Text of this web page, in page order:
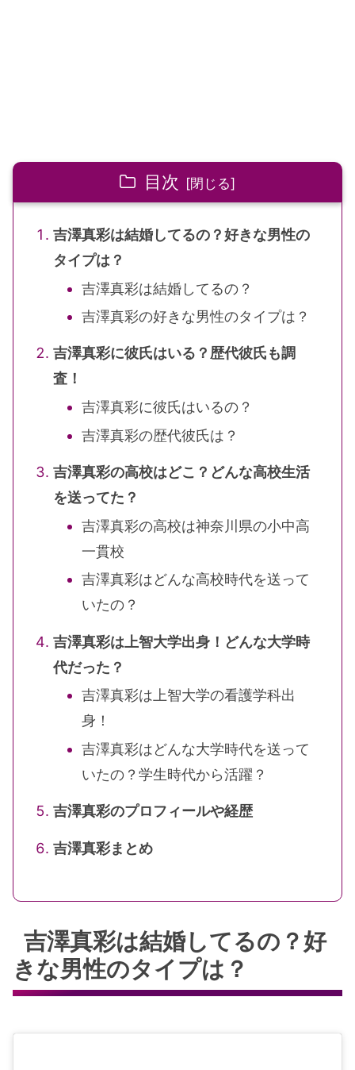
目次
吉澤真彩は結婚してるの？好きな男性の
タイプは？
吉澤真彩は結婚してるの？
吉澤真彩の好きな男性のタイプは？
吉澤真彩に彼氏はいる？歴代彼氏も調
査！
吉澤真彩に彼氏はいるの？
吉澤真彩の歴代彼氏は？
吉澤真彩の高校はどこ？どんな高校生活
を送ってた？
吉澤真彩の高校は神奈川県の小中高
一貫校
吉澤真彩はどんな高校時代を送って
いたの？
吉澤真彩は上智大学出身！どんな大学時
代だった？
吉澤真彩は上智大学の看護学科出
身！
吉澤真彩はどんな大学時代を送って
いたの？学生時代から活躍？
吉澤真彩のプロフィールや経歴
吉澤真彩まとめ
吉澤真彩は結婚してるの？好
きな男性のタイプは？